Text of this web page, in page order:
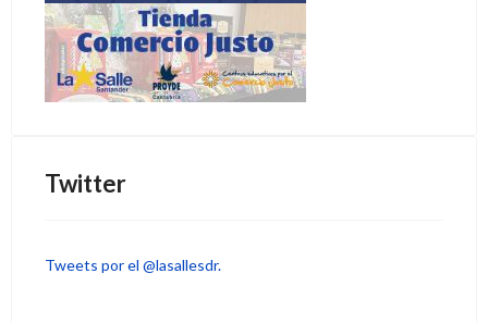
Twitter
Tweets por el @lasallesdr.